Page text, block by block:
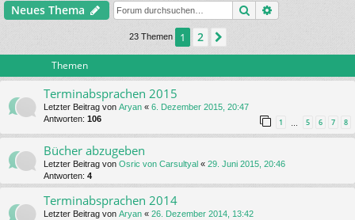
ug
Neues Thema Suche
23 Themen 1 2
Themen
Terminabsprachen 2015
Letzter Beitrag von Aryan « 6. Dezember 2015, 20:47
Antworten: 106 1 … 5 6 7 8
Bücher abzugeben
Letzter Beitrag von Osric von Carsultyal « 29. Juni 2015, 20:46
Antworten: 4
Terminabsprachen 2014
Letzter Beitrag von Aryan « 26. Dezember 2014, 13:42